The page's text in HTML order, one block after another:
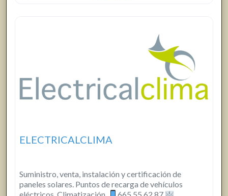
ELECTRICALCLIMA
Suministro, venta, instalación y certificación de
paneles solares. Puntos de recarga de vehículos
eléctricos. Climatización.
665 55 62 87